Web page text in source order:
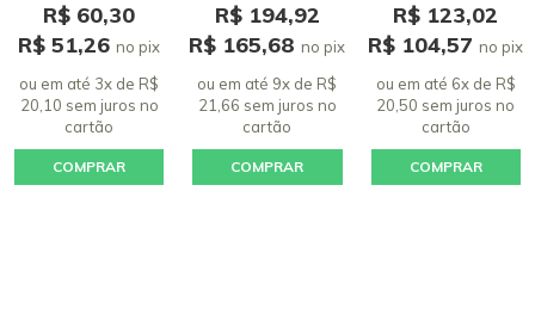
R$ 60,30
R$ 51,26no pix
ou em até 3x de R$
20,10 sem juros no
cartão
COMPRAR
R$ 194,92
R$ 165,68no pix
ou em até 9x de R$
21,66 sem juros no
cartão
COMPRAR
R$ 123,02
R$ 104,57no pix
ou em até 6x de R$
20,50 sem jurosno
cartão
COMPRAR